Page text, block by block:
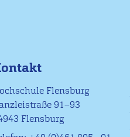
Flensburg
91–93
Flensburg